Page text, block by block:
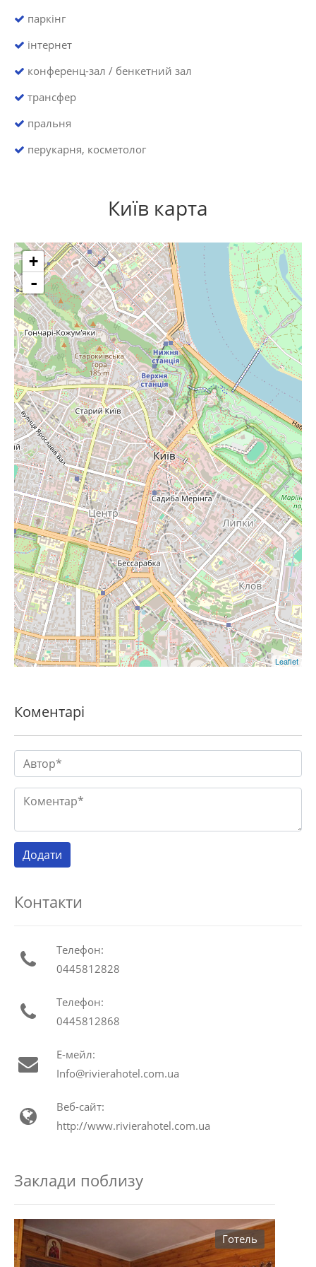
паркінг
інтернет
конференц-зал / бенкетний зал
трансфер
пральня
перукарня, косметолог
Київ карта
+
-
Leaflet
Коментарі
Контакти
Телефон:
0445812828
Телефон:
0445812868
Е-мейл:
Info@rivierahotel.com.ua
Веб-сайт:
http://www.rivierahotel.com.ua
Заклади поблизу
Готель